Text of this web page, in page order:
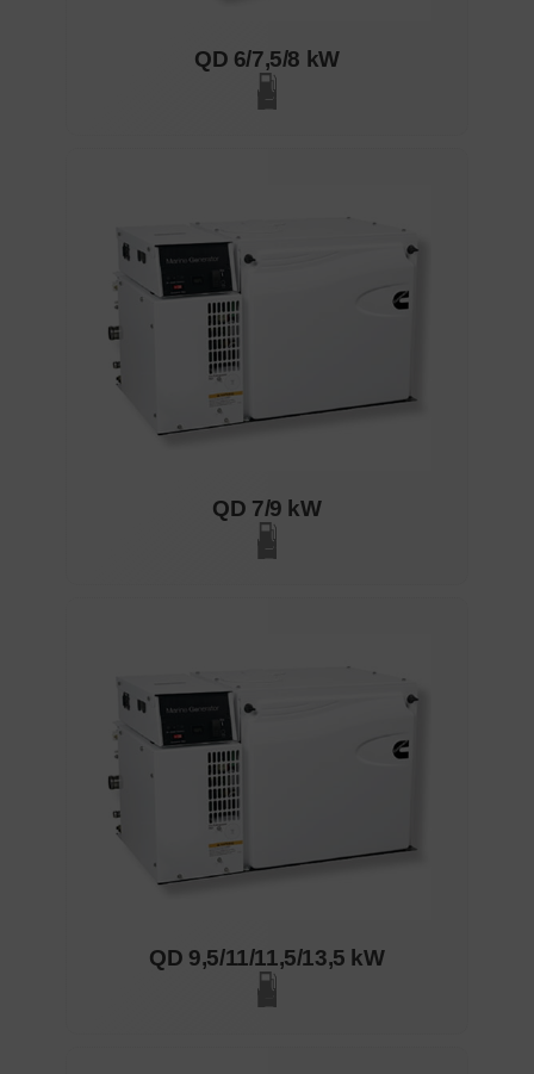
QD 6/7,5/8 kW
QD 7/9 kW
QD 9,5/11/11,5/13,5 kW